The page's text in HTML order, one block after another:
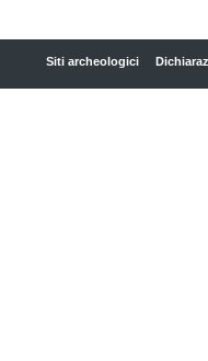
Siti archeologici